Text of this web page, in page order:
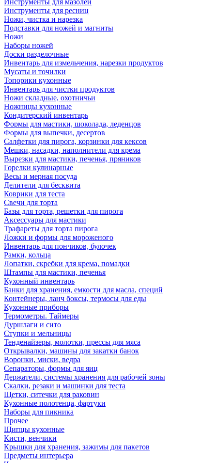
Инструменты для мазолей
Инструменты для ресниц
Ножи, чистка и нарезка
Подставки для ножей и магниты
Ножи
Наборы ножей
Доски разделочные
Инвентарь для измельчения, нарезки продуктов
Мусаты и точилки
Топорики кухонные
Инвентарь для чистки продуктов
Ножи складные, охотничьи
Ножницы кухонные
Кондитерский инвентарь
Формы для мастики, шоколада, леденцов
Формы для выпечки, десертов
Салфетки для пирога, корзинки для кексов
Мешки, насадки, наполнители для крема
Вырезки для мастики, печенья, пряников
Горелки кулинарные
Весы и мерная посуда
Делители для бесквита
Коврики для теста
Свечи для торта
Базы для торта, решетки для пирога
Аксессуары для мастики
Трафареты для торта пирога
Ложки и формы для мороженого
Инвентарь для пончиков, булочек
Рамки, кольца
Лопатки, скребки для крема, помадки
Штампы для мастики, печенья
Кухонный инвентарь
Банки для хранения, емкости для масла, специй
Контейнеры, ланч боксы, термосы для еды
Кухонные приборы
Термометры. Таймеры
Дуршлаги и сито
Ступки и мельницы
Тенденайзеры, молотки, прессы для мяса
Открывалки, машины для закатки банок
Воронки, миски, ведра
Сепараторы, формы для яиц
Держатели, системы хранения для рабочей зоны
Скалки, резаки и машинки для теста
Щетки, ситечки для раковин
Кухонные полотенца, фартуки
Наборы для пикника
Прочее
Щипцы кухонные
Кисти, венчики
Крышки для хранения, зажимы для пакетов
Предметы интерьера